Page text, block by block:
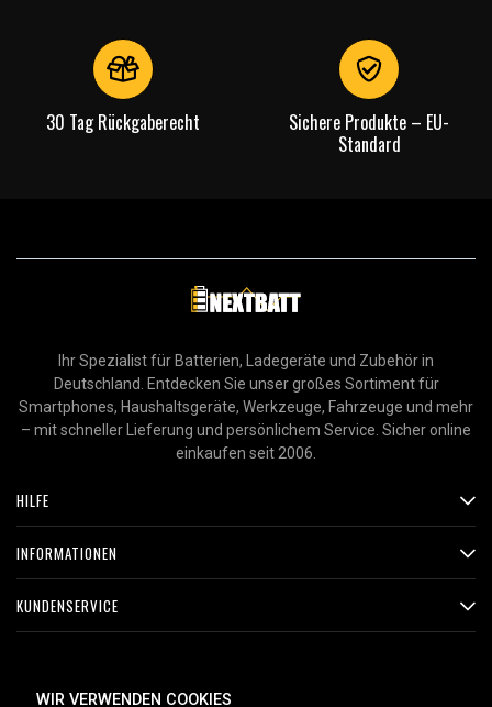
30 Tag Rückgaberecht
Sichere Produkte – EU-
Standard
Ihr Spezialist für Batterien, Ladegeräte und Zubehör in
Deutschland. Entdecken Sie unser großes Sortiment für
Smartphones, Haushaltsgeräte, Werkzeuge, Fahrzeuge und mehr
– mit schneller Lieferung und persönlichem Service. Sicher online
einkaufen seit 2006.
HILFE
INFORMATIONEN
KUNDENSERVICE
ZAHLUNGSMETHODEN
WIR VERWENDEN COOKIES